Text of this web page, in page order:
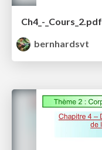
Ch4_-_Cours_2.pdf
bernhardsvt